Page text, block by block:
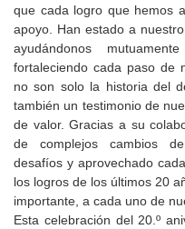
que cada logro que hemos
apoyo. Han estado a
ayudándonos
fortaleciendo cada paso de
no son solo la historia del
también un testimonio de
de valor. Gracias a su
de complejos cambios
desafíos y aprovechado
los logros de los últimos 20
importante, a cada uno de
Esta celebración del 20.º